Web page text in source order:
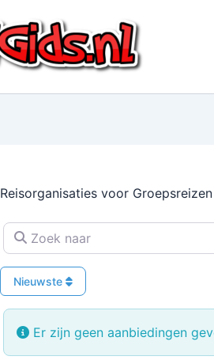
Reisorganisaties voor Groepsreizen
Zoek naar
Nieuwste
Er zijn geen aanbiedingen